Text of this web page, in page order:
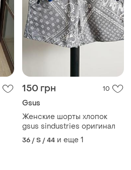
150 грн 10
Gsus
Женские шорты хлопок
gsus sindustries оригинал
36 / S / 44 и еще 1